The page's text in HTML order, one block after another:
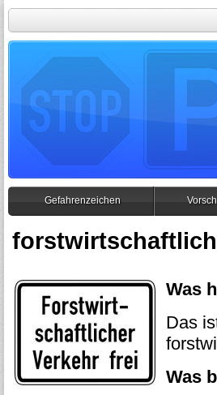
Gefahrenzeichen
Was
Das
Was